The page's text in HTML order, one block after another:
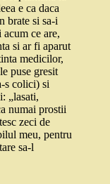
e ca daca
brate si sa-i
ce are,
si ar fi aparut
medicilor,
puse gresit
s colici) si
„lasati,
numai prostii
zeci de
meu, pentru
sa-l